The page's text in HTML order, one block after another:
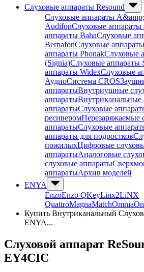
Слуховые аппараты Resound
Слуховые аппараты
AudifonСлуховые аппараты
аппараты BahaСлуховые
BernafonСлуховые
аппараты PhonakСлуховые
(Signia)Слуховые аппараты
аппараты WidexСлуховые
АудиоСистема CROS
аппаратыВнутриушные
аппаратыВнутриканальные
аппаратыСлуховые
ресиверомПерезаряжаемые
аппаратыСлуховые
аппараты для подростков
пожилыхЦифровые
аппаратыАналоговые
слуховые аппараты
аппаратыАрхив моделей
ENYA
EnzoEnzo QKeyLinx2LiNX
QuattroMagnaMatchOmnia
Купить Внутриканальный
ENYA...
Слуховой аппарат
EY4CIC